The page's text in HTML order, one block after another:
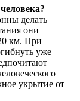
делать
они
км. При
уже
укрытие от